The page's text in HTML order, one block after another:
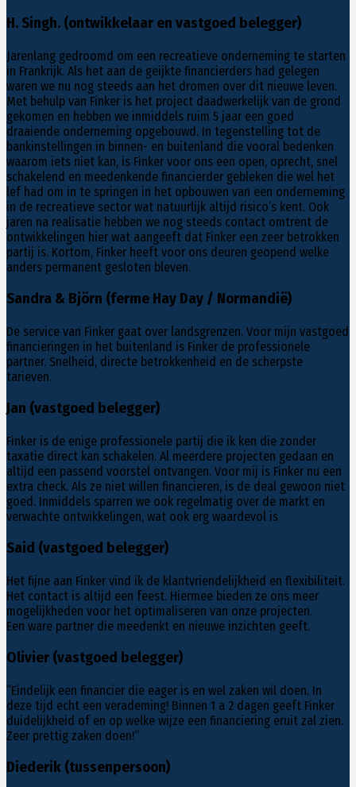
H. Singh. (ontwikkelaar en vastgoed belegger)
Jarenlang gedroomd om een recreatieve onderneming te starten
in Frankrijk. Als het aan de geijkte financierders had gelegen
waren we nu nog steeds aan het dromen over dit nieuwe leven.
Met behulp van Finker is het project daadwerkelijk van de grond
gekomen en hebben we inmiddels ruim 5 jaar een goed
draaiende onderneming opgebouwd. In tegenstelling tot de
bankinstellingen in binnen- en buitenland die vooral bedenken
waarom iets niet kan, is Finker voor ons een open, oprecht, snel
schakelend en meedenkende financierder gebleken die wel het
lef had om in te springen in het opbouwen van een onderneming
in de recreatieve sector wat natuurlijk altijd risico’s kent. Ook
jaren na realisatie hebben we nog steeds contact omtrent de
ontwikkelingen hier wat aangeeft dat Finker een zeer betrokken
partij is. Kortom, Finker heeft voor ons deuren geopend welke
anders permanent gesloten bleven.
Sandra & Björn (ferme Hay Day / Normandië)
De service van Finker gaat over landsgrenzen. Voor mijn vastgoed
financieringen in het buitenland is Finker de professionele
partner. Snelheid, directe betrokkenheid en de scherpste
tarieven.
Jan (vastgoed belegger)
Finker is de enige professionele partij die ik ken die zonder
taxatie direct kan schakelen. Al meerdere projecten gedaan en
altijd een passend voorstel ontvangen. Voor mij is Finker nu een
extra check. Als ze niet willen financieren, is de deal gewoon niet
goed. Inmiddels sparren we ook regelmatig over de markt en
verwachte ontwikkelingen, wat ook erg waardevol is
Said (vastgoed belegger)
Het fijne aan Finker vind ik de klantvriendelijkheid en flexibiliteit.
Het contact is altijd een feest. Hiermee bieden ze ons meer
mogelijkheden voor het optimaliseren van onze projecten.
Een ware partner die meedenkt en nieuwe inzichten geeft.
Olivier (vastgoed belegger)
”Eindelijk een financier die eager is en wel zaken wil doen. In
deze tijd echt een verademing! Binnen 1 a 2 dagen geeft Finker
duidelijkheid of en op welke wijze een financiering eruit zal zien.
Zeer prettig zaken doen!“
Diederik (tussenpersoon)